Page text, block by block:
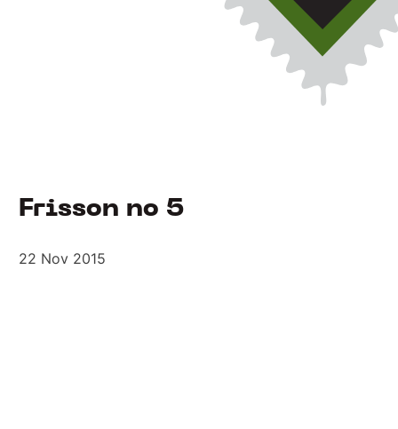
Frisson no 5
22 Nov 2015